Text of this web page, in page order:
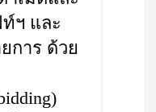
ฯ และ
การ ด้วย